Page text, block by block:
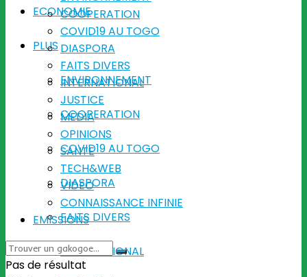
ECONOMIE
PLUS
ENVIRONNEMENT
COOPERATION
COVID19 AU TOGO
DIASPORA
FAITS DIVERS
INTERNATIONAL
COOPERATION
COVID19 AU TOGO
DIASPORA
FAITS DIVERS
INTERNATIONAL
JUSTICE
MEDIA
OPINIONS
SANTE
TECH&WEB
VIDEO
CONNAISSANCE INFINIE
EMISSIONS
Pas de résultat